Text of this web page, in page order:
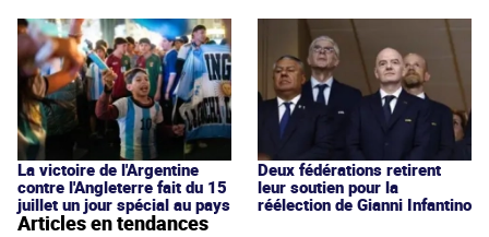
La victoire de l'Argentine
contre l'Angleterre fait du 15
juillet un jour spécial au pays
Deux fédérations retirent
leur soutien pour la
réélection de Gianni Infantino
Articles en tendances